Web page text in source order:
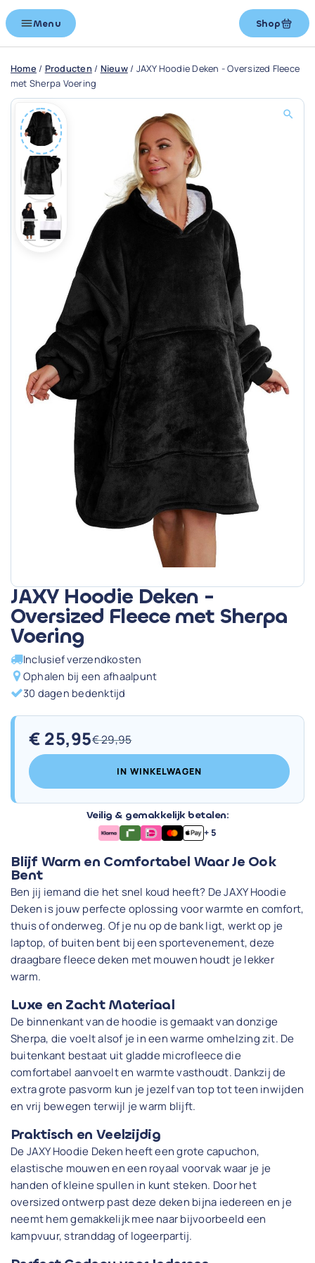
Menu Shop
Home / Producten/ Nieuw/ JAXY Hoodie Deken - Oversized Fleece
met Sherpa Voering
JAXY Hoodie Deken -
Oversized Fleece met Sherpa
Voering
Inclusief verzendkosten
Ophalen bij een afhaalpunt
30 dagen bedenktijd
€29,95
Oorspronkelijke
prijs
was:
€ 29,95.
€ 25,95
Huidige
prijs
is:
€ 25,95.
IN WINKELWAGEN
Veilig & gemakkelijk betalen:
+ 5
Blijf Warm en Comfortabel Waar Je Ook
Bent
Ben jij iemand die het snel koud heeft? De JAXY Hoodie
Deken is jouw perfecte oplossing voor warmte en comfort,
thuis of onderweg. Of je nu op de bank ligt, werkt op je
laptop, of buiten bent bij een sportevenement, deze
draagbare fleece deken met mouwen houdt je lekker
warm.
Luxe en Zacht Materiaal
De binnenkant van de hoodie is gemaakt van donzige
Sherpa, die voelt alsof je in een warme omhelzing zit. De
buitenkant bestaat uit gladde microfleece die
comfortabel aanvoelt en warmte vasthoudt. Dankzij de
extra grote pasvorm kun je jezelf van top tot teen inwijden
en vrij bewegen terwijl je warm blijft.
Praktisch en Veelzijdig
De JAXY Hoodie Deken heeft een grote capuchon,
elastische mouwen en een royaal voorvak waar je je
handen of kleine spullen in kunt steken. Door het
oversized ontwerp past deze deken bijna iedereen en je
neemt hem gemakkelijk mee naar bijvoorbeeld een
kampvuur, stranddag of logeerpartij.